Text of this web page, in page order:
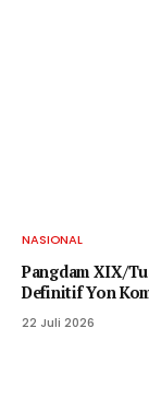
NASIONAL
Pangdam XIX/
Definitif Yon
22 Juli 2026